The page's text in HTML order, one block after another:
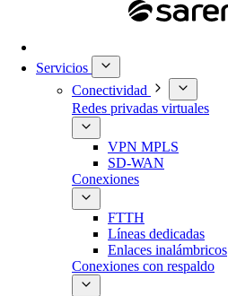
Servicios
Conectividad
Redes privadas virtuales
VPN MPLS
SD-WAN
Conexiones
FTTH
Líneas dedicadas
Enlaces inalámbricos
Conexiones con respaldo